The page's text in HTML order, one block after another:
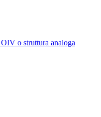
o struttura analoga